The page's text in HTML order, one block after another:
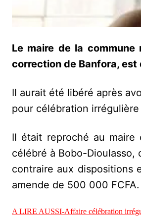
Le maire de la commune
correction de Banfora, est
Il aurait été libéré après
pour célébration
Il était reproché au maire
célébré à Bobo-Dioulasso,
contraire aux dispositions
amende de 500 000 FCFA.
A LIRE AUSSI-Affaire célébration